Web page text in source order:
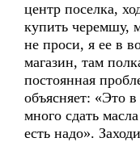
центр поселка,
купить черемшу,
не проси, я ее в
магазин, там
постоянная
объясняет: «Это
много сдать
есть надо».